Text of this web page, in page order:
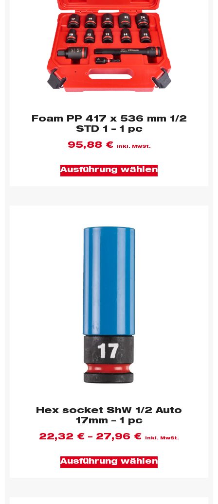
Foam PP 417 x 536 mm 1/2
STD 1 – 1 pc
95,88 € inkl. MwSt.
Ausführung wählen
Hex socket ShW 1/2 Auto
17mm – 1 pc
22,32 € – 27,96 € inkl. MwSt.
Ausführung wählen